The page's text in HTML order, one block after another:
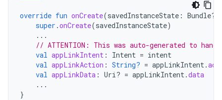
override fun onCreate(savedInstanceState : Bundle?)
super .onCreate(savedInstanceState)
...
// ATTENTION: This was auto-generated to
val appLinkIntent : Intent = intent
val appLinkAction : String? = appLinkIntent.
val appLinkData : Uri? = appLinkIntent.data
...
}